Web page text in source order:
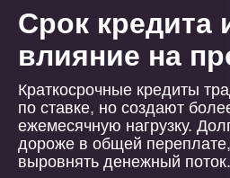
Срок кредита
влияние на
Краткосрочные кредиты
по ставке, но создают
ежемесячную нагрузку.
дороже в общей
выровнять денежный поток.